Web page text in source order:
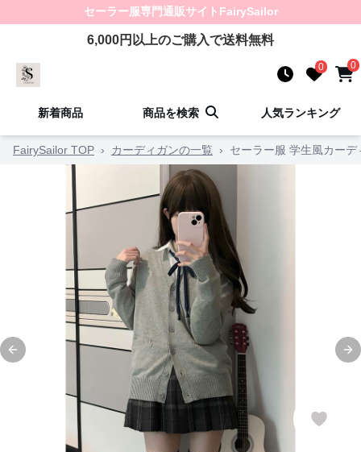
セーラー服専門通販サイト FairySailor
6,000円以上のご購入で送料無料
0 0
新着商品 商品を検索 人気ランキング
FairySailor TOP › カーディガンの一覧 › セーラー服 学生風カー
Previous slide